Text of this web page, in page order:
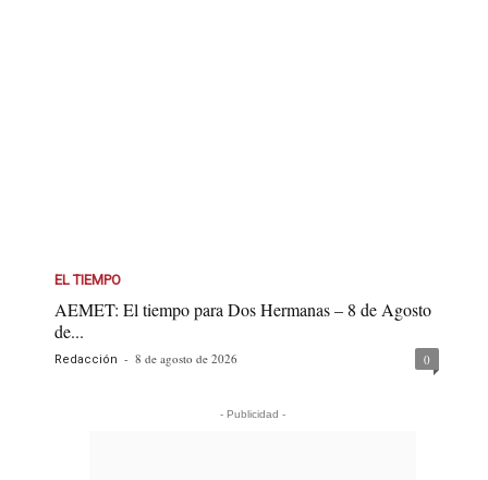
EL TIEMPO
AEMET: El tiempo para Dos Hermanas – 8 de Agosto
de...
Redacción - 8 de agosto de 2026 0
- Publicidad -